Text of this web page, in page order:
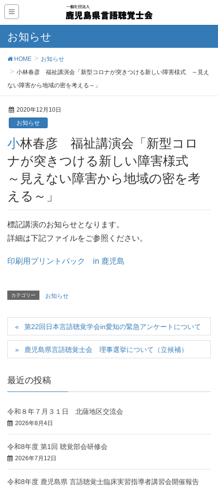
お知らせ
HOME
お知らせ
小林春彦 福祉講演会「新型コロナが突きつける新しい障害様式 ～見え
ない障害から地域の密を考える～」
2020年12月10日
お知らせ
小林春彦 福祉講演会「新型コロ
ナが突きつける新しい障害様式
～見えない障害から地域の密を考
える～」
標記講演のお知らせとなります。
詳細は下記ファイルをご参照ください。
印刷用プリントパック in 鹿児島
カテゴリー お知らせ
第22回日本言語聴覚学会in愛知の緊急アンケートについて
鹿児島県言語聴覚士会 理事選挙について（立候補）
最近の投稿
令和８年７月３１日 北薩地区交流会
2026年8月4日
令和8年度 第1回 聴覚部会研修会
2026年7月12日
令和8年度 鹿児島県 言語聴覚士臨床実習指導者講習会開催報告